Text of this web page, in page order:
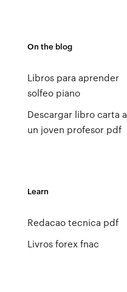
On the blog
Libros para aprender
solfeo piano
Descargar libro carta a
un joven profesor pdf
Learn
Redacao tecnica pdf
Livros forex fnac